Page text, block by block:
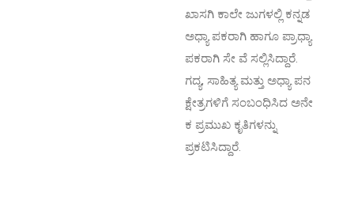
ಖಾಸಗಿ ಕಾಲೇ ಜುಗಳಲ್ಲಿ ಕನ್ನಡ
ಅಧ್ಯಾ ಪಕರಾಗಿ ಹಾಗೂ ಪ್ರಾಧ್ಯಾ
ಪಕರಾಗಿ ಸೇ ವೆ ಸಲ್ಲಿಸಿದ್ದಾರೆ.
ಗದ್ಯ, ಸಾಹಿತ್ಯ ಮತ್ತು ಅಧ್ಯಾ ಪನ
ಕ್ಷೇತ್ರಗಳಿಗೆ ಸಂಬಂಧಿಸಿದ ಅನೇ
ಕ ಪ್ರಮುಖ ಕೃತಿಗಳನ್ನು
ಪ್ರಕಟಿಸಿದ್ದಾರೆ.